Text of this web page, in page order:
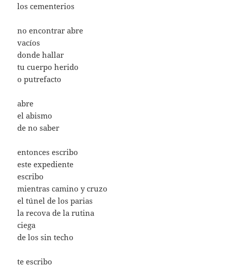
los cementerios
no encontrar abre
vacíos
donde hallar
tu cuerpo herido
o putrefacto
abre
el abismo
de no saber
entonces escribo
este expediente
escribo
mientras camino y cruzo
el túnel de los parias
la recova de la rutina
ciega
de los sin techo
te escribo